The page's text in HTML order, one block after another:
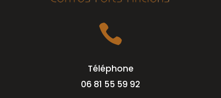

Téléphone
06 81 55 59 92